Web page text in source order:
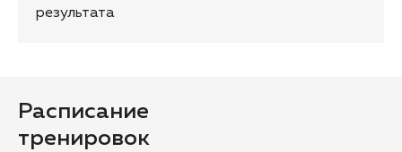
результата
Расписание
тренировок